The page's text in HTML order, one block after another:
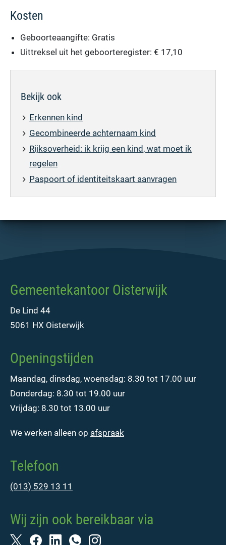
Kosten
Geboorteaangifte: Gratis
Uittreksel uit het geboorteregister: € 17,10
Bekijk ook
Erkennen kind
Gecombineerde achternaam kind
Rijksoverheid: ik krijg een kind, wat moet ik
regelen
Paspoort of identiteitskaart aanvragen
Gemeentekantoor Oisterwijk
De Lind 44
5061 HX Oisterwijk
Openingstijden
Maandag, dinsdag, woensdag: 8.30 tot 17.00 uur
Donderdag: 8.30 tot 19.00 uur
Vrijdag: 8.30 tot 13.00 uur
We werken alleen op afspraak
Telefoon
(013) 529 13 11
Wij zijn ook bereikbaar via